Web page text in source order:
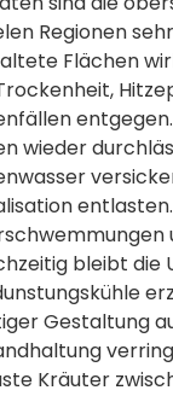
Regionen
Flächen
wieder
bleibt die
Gestaltung
Kräuter